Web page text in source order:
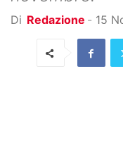
Di Redazione - 15